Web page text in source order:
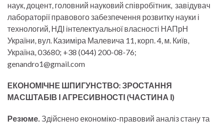
наук, доцент, головний науковий співробітник, завідувач
лабораторії правового забезпечення розвитку науки і
технологий, НДІ інтелектуальної власності НАПрН
України, вул. Казиміра Малевича 11, корп. 4, м. Київ,
Україна, 03680; +38 (044) 200-08-76;
genandro1@gmail.com
ЕКОНОМІЧНЕ ШПИГУНСТВО: ЗРОСТАННЯ
МАСШТАБІВ І АГРЕСИВНОСТІ (ЧАСТИНА І)
Резюме. Здійснено економіко-правовий аналіз стану та